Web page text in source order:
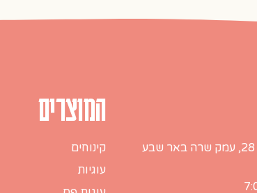
המוצרים
קינוחים
עוגיות